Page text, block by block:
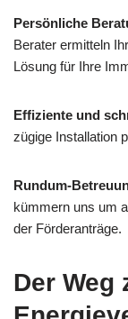
Persönliche
Berater ermitteln
Lösung für Ihre
Effiziente und
zügige Installation
Rundum-
kümmern uns um
der Förderanträge.
Der Weg